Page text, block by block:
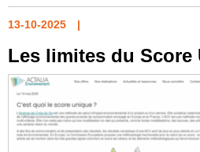
13-10-2025
Les limites du Score